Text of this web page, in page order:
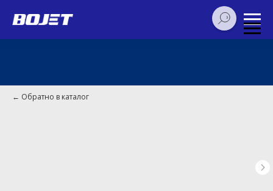
Обратно в каталог